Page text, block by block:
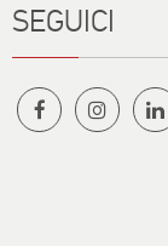
SEGUICI